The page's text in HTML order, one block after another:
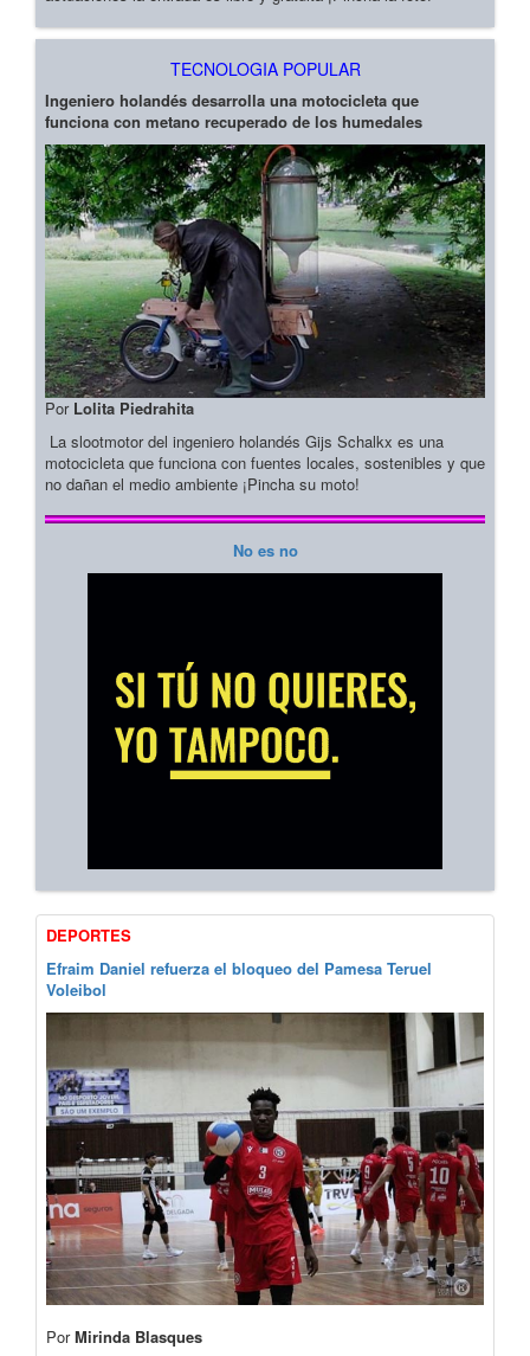
TECNOLOGIA POPULAR
Ingeniero holandés desarrolla una motocicleta que
funciona con metano recuperado de los humedales
Por Lolita Piedrahita
La slootmotor del ingeniero holandés Gijs Schalkx es una
motocicleta que funciona con fuentes locales, sostenibles y que
no dañan el medio ambiente ¡Pincha su moto!
No es no
DEPORTES
Efraim Daniel refuerza el bloqueo del Pamesa Teruel
Voleibol
PorMirinda Blasques